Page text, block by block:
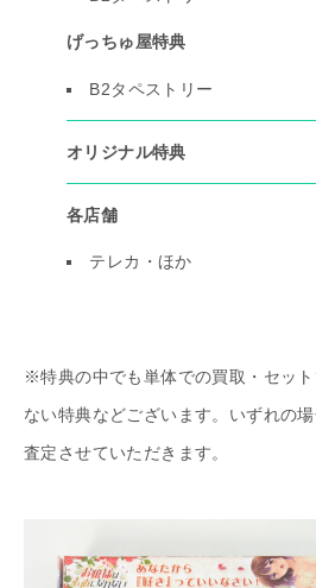
げっちゅ屋特典
B2タペストリー
オリジナル特典
各店舗
テレカ・ほか
※特典の中でも単体での買取・セッ
ない特典などございます。いずれの
査定させていただきます。